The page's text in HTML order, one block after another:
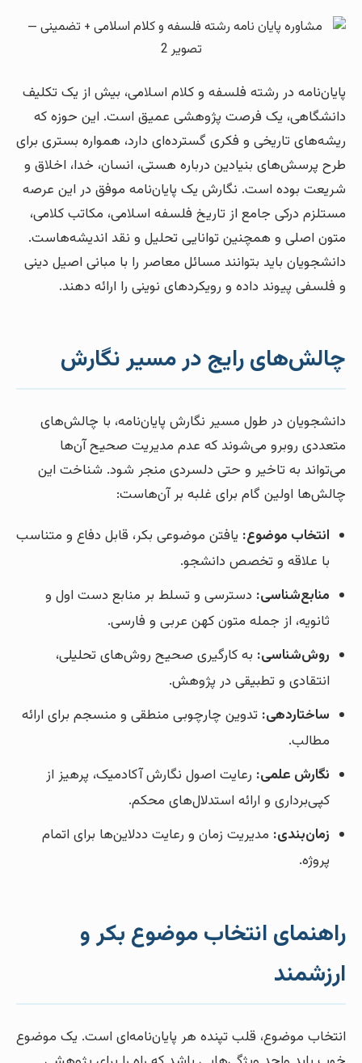
پایان‌نامه در رشته فلسفه و کلام اسلامی، بیش از یک تکلیف
دانشگاهی، یک فرصت پژوهشی عمیق است. این حوزه که
ریشه‌های تاریخی و فکری گسترده‌ای دارد، همواره بستری برای
طرح پرسش‌های بنیادین درباره هستی، انسان، خدا، اخلاق و
شریعت بوده است. نگارش یک پایان‌نامه موفق در این عرصه
مستلزم درکی جامع از تاریخ فلسفه اسلامی، مکاتب کلامی،
متون اصلی و همچنین توانایی تحلیل و نقد اندیشه‌هاست.
دانشجویان باید بتوانند مسائل معاصر را با مبانی اصیل دینی
و فلسفی پیوند داده و رویکردهای نوینی را ارائه دهند.
چالش‌های رایج در مسیر نگارش
دانشجویان در طول مسیر نگارش پایان‌نامه، با چالش‌های
متعددی روبرو می‌شوند که عدم مدیریت صحیح آن‌ها
می‌تواند به تاخیر و حتی دلسردی منجر شود. شناخت این
چالش‌ها اولین گام برای غلبه بر آن‌هاست:
انتخاب موضوع: یافتن موضوعی بکر، قابل دفاع و متناسب
با علاقه و تخصص دانشجو.
منابع‌شناسی: دسترسی و تسلط بر منابع دست اول و
ثانویه، از جمله متون کهن عربی و فارسی.
روش‌شناسی: به کارگیری صحیح روش‌های تحلیلی،
انتقادی و تطبیقی در پژوهش.
ساختاردهی: تدوین چارچوبی منطقی و منسجم برای ارائه
مطالب.
نگارش علمی: رعایت اصول نگارش آکادمیک، پرهیز از
کپی‌برداری و ارائه استدلال‌های محکم.
زمان‌بندی: مدیریت زمان و رعایت ددلاین‌ها برای اتمام
پروژه.
راهنمای انتخاب موضوع بکر و
ارزشمند
انتخاب موضوع، قلب تپنده هر پایان‌نامه‌ای است. یک موضوع